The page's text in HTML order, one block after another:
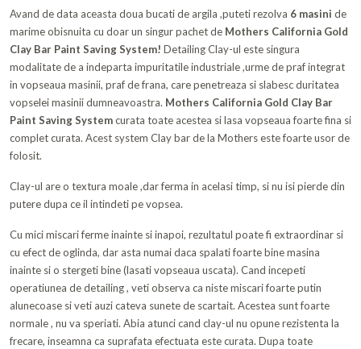
Avand de data aceasta doua bucati de argila ,puteti rezolva 6 masini de
marime obisnuita cu doar un singur pachet de Mothers California Gold
Clay Bar Paint Saving System! Detailing Clay-ul este singura
modalitate de a indeparta impuritatile industriale ,urme de praf integrat
in vopseaua masinii, praf de frana, care penetreaza si slabesc duritatea
vopselei masinii dumneavoastra. Mothers California Gold Clay Bar
Paint Saving Systemcurata toate acestea si lasa vopseaua foarte fina si
complet curata. Acest system Clay bar de la Mothers este foarte usor de
folosit.
Clay-ul are o textura moale ,dar ferma in acelasi timp, si nu isi pierde din
putere dupa ce il intindeti pe vopsea.
Cu mici miscari ferme inainte si inapoi, rezultatul poate fi extraordinar si
cu efect de oglinda, dar asta numai daca spalati foarte bine masina
inainte si o stergeti bine (lasati vopseaua uscata). Cand incepeti
operatiunea de detailing , veti observa ca niste miscari foarte putin
alunecoase si veti auzi cateva sunete de scartait. Acestea sunt foarte
normale , nu va speriati. Abia atunci cand clay-ul nu opune rezistenta la
frecare, inseamna ca suprafata efectuata este curata. Dupa toate